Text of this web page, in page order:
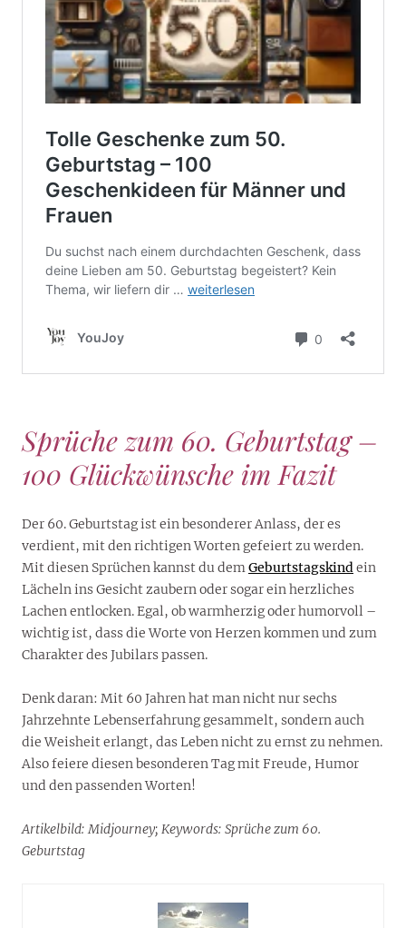
Sprüche zum 60. Geburtstag –
100 Glückwünsche im Fazit
Der 60. Geburtstag ist ein besonderer Anlass, der es
verdient, mit den richtigen Worten gefeiert zu werden.
Mit diesen Sprüchen kannst du demGeburtstagskindein
Lächeln ins Gesicht zaubern oder sogar ein herzliches
Lachen entlocken. Egal, ob warmherzig oder humorvoll –
wichtig ist, dass die Worte von Herzen kommen und zum
Charakter des Jubilars passen.
Denk daran: Mit 60 Jahren hat man nicht nur sechs
Jahrzehnte Lebenserfahrung gesammelt, sondern auch
die Weisheit erlangt, das Leben nicht zu ernst zu nehmen.
Also feiere diesen besonderen Tag mit Freude, Humor
und den passenden Worten!
Artikelbild: Midjourney; Keywords: Sprüche zum 60.
Geburtstag